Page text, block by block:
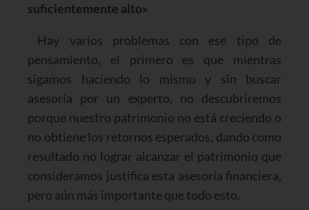
suficientemente alto»
Hay varios problemas con ese tipo de
pensamiento, el primero es que mientras
sigamos haciendo lo mismo y sin buscar
asesoría por un experto, no descubriremos
porque nuestro patrimonio no está creciendo o
no obtiene los retornos esperados, dando como
resultado no lograr alcanzar el patrimonio que
consideramos justifica esta asesoría financiera,
pero aún más importante que todo esto,